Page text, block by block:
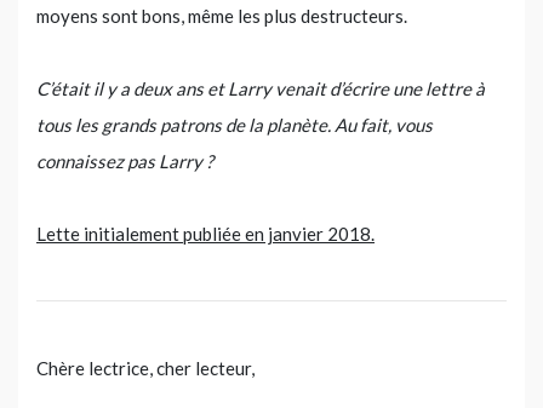
moyens sont bons, même les plus destructeurs.
C’était il y a deux ans et Larry venait d’écrire une lettre à
tous les grands patrons de la planète. Au fait, vous
connaissez pas Larry ?
Lette initialement publiée en janvier 2018.
Chère lectrice, cher lecteur,